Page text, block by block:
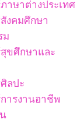
าษาต่างประเทศ
งคมศึกษา
ม
สุขศึกษาและ
ลปะ
ารงานอาชีพ